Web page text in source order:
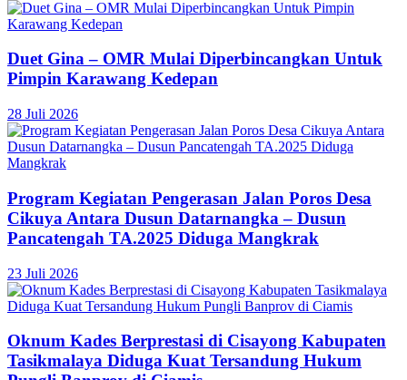
Duet Gina – OMR Mulai Diperbincangkan Untuk
Pimpin Karawang Kedepan
28 Juli 2026
Program Kegiatan Pengerasan Jalan Poros Desa
Cikuya Antara Dusun Datarnangka – Dusun
Pancatengah TA.2025 Diduga Mangkrak
23 Juli 2026
Oknum Kades Berprestasi di Cisayong Kabupaten
Tasikmalaya Diduga Kuat Tersandung Hukum